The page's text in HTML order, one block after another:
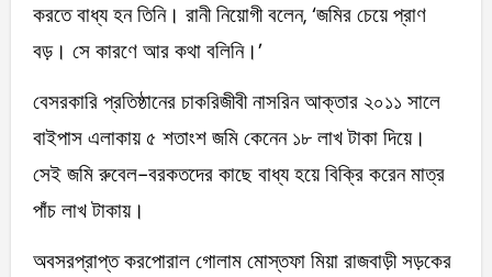
করতে বাধ্য হন তিনি। রানী নিয়োগী বলেন, ‘জমির চেয়ে প্রাণ
বড়। সে কারণে আর কথা বলিনি।’
বেসরকারি প্রতিষ্ঠানের চাকরিজীবী নাসরিন আক্তার ২০১১ সালে
বাইপাস এলাকায় ৫ শতাংশ জমি কেনেন ১৮ লাখ টাকা দিয়ে।
সেই জমি রুবেল-বরকতদের কাছে বাধ্য হয়ে বিক্রি করেন মাত্র
পাঁচ লাখ টাকায়।
অবসরপ্রাপ্ত করপোরাল গোলাম মোস্তফা মিয়া রাজবাড়ী সড়কের